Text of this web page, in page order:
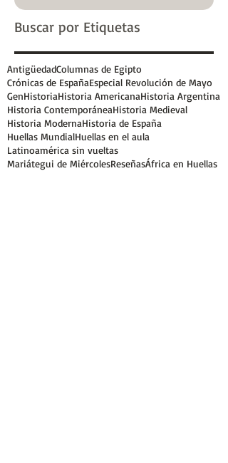
Buscar por Etiquetas
AntigüedadColumnas de Egipto
Crónicas de EspañaEspecial Revolución de Mayo
GenHistoriaHistoria AmericanaHistoria Argentina
Historia ContemporáneaHistoria Medieval
Historia ModernaHistoria de España
Huellas MundialHuellas en el aula
Latinoamérica sin vueltas
Mariátegui de MiércolesReseñasÁfrica en Huellas